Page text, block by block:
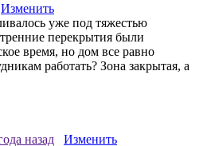
Изменить
уже под тяжестью
перекрытия были
время, но дом все равно
работать? Зона закрытая, а
назад
Изменить